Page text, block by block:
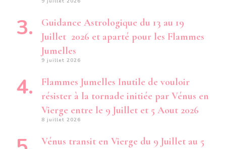
Guidance Astrologique du 13 au 19
Juillet 2026 et aparté pour les Flammes
Jumelles
9 juillet 2026
Flammes Jumelles Inutile de vouloir
résister à la tornade initiée par Vénus en
Vierge entre le 9 Juillet et 5 Aout 2026
8 juillet 2026
Vénus transit en Vierge du 9 Juillet au 5